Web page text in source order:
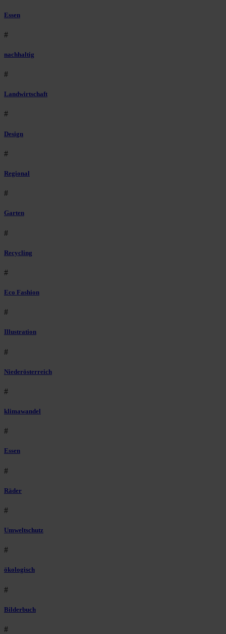
Essen
#
nachhaltig
#
Landwirtschaft
#
Design
#
Regional
#
Garten
#
Recycling
#
Eco Fashion
#
Illustration
#
Niederösterreich
#
klimawandel
#
Essen
#
Räder
#
Umweltschutz
#
ökologisch
#
Bilderbuch
#